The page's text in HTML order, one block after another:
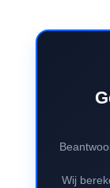
Wij